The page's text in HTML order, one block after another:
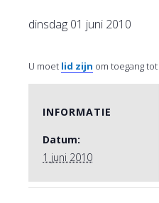
dinsdag 01 juni 2010
U moet lid zijn om toegang
INFORMATIE
Datum:
1 juni 2010